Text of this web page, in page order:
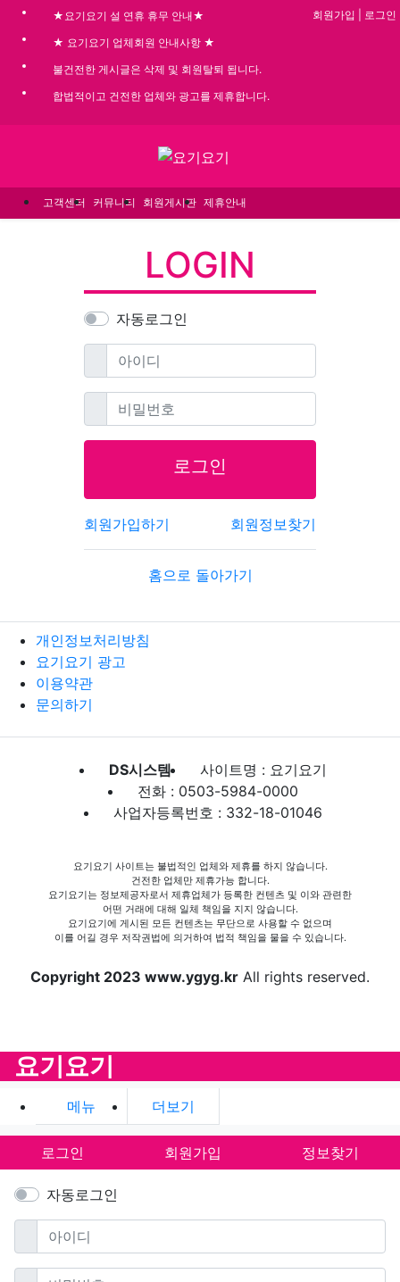
★요기요기 설 연휴 휴무 안내★
★ 요기요기 업체회원 안내사항 ★
불건전한 게시글은 삭제 및 회원탈퇴 됩니다.
합법적이고 건전한 업체와 광고를 제휴합니다.
회원가입 로그인
고객센터 커뮤니티 회원게시판 제휴안내
LOGIN
자동로그인
아이디필수
비밀번호필수
로그인
회원가입하기 회원정보찾기
홈으로 돌아가기
개인정보처리방침
요기요기 광고
이용약관
문의하기
DS시스템
사이트명 : 요기요기
전화 : 0503-5984-0000
사업자등록번호 : 332-18-01046
요기요기 사이트는 불법적인 업체와 제휴를 하지 않습니다.
건전한 업체만 제휴가능 합니다.
요기요기는 정보제공자로서 제휴업체가 등록한 컨텐츠 및 이와 관련한
어떤 거래에 대해 일체 책임을 지지 않습니다.
요기요기에 게시된 모든 컨텐츠는 무단으로 사용할 수 없으며
이를 어길 경우 저작권법에 의거하여 법적 책임을 물을 수 있습니다.
Copyright 2023 www.ygyg.kr All rights reserved.
요기요기
메뉴 더보기
로그인 회원가입 정보찾기
자동로그인
아이디필수
비밀번호필수